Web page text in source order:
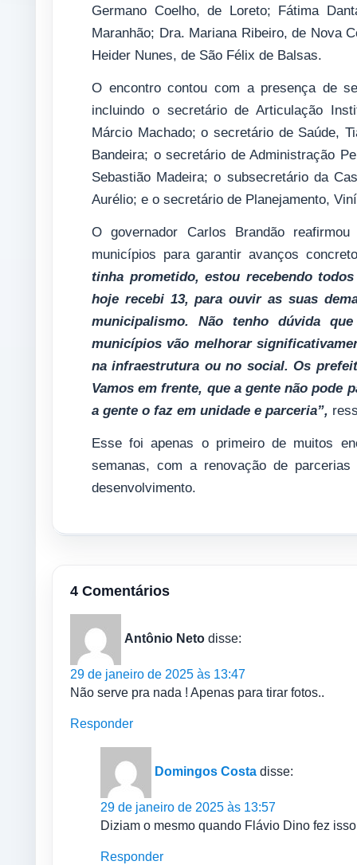
Germano Coelho, de Loreto; Fátima
Maranhão; Dra. Mariana Ribeiro, de Nova
Heider Nunes, de São Félix de Balsas.
O encontro contou com a presença de
incluindo o secretário de Articulação
Márcio Machado; o secretário de Saúde,
Bandeira; o secretário de Administração
Sebastião Madeira; o subsecretário da
Aurélio; e o secretário de Planejamento,
O governador Carlos Brandão
municípios para garantir avanços
tinha prometido, estou recebendo
hoje recebi 13, para ouvir as suas
municipalismo. Não tenho dúvida
municípios vão melhorar
na infraestrutura ou no social. Os
Vamos em frente, que a gente não pode
a gente o faz em unidade e parceria”,
Esse foi apenas o primeiro de muitos
semanas, com a renovação de
desenvolvimento.
4 Comentários
Antônio Neto disse:
29 de janeiro de 2025 às 13:47
Não serve pra nada ! Apenas para tirar fotos..
Responder
Domingos Costa disse:
29 de janeiro de 2025 às 13:57
Diziam o mesmo quando Flávio Dino fez
Responder